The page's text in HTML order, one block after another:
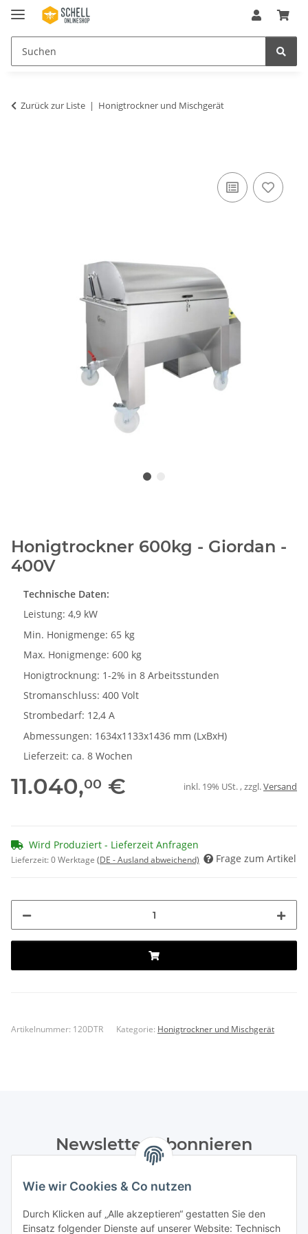
Wie wir Cookies & Co nutzen
Durch Klicken auf „Alle akzeptieren“ gestatten Sie den
Einsatz folgender Dienste auf unserer Website: Technisch
Zurück zur Liste Honigtrockner und Mischgerät
Honigtrockner 600kg - Giordan -
400V
Technische Daten:
Leistung: 4,9 kW
Min. Honigmenge: 65 kg
Max. Honigmenge: 600 kg
Honigtrocknung: 1-2% in 8 Arbeitsstunden
Stromanschluss: 400 Volt
Strombedarf: 12,4 A
Abmessungen: 1634x1133x1436 mm (LxBxH)
Lieferzeit: ca. 8 Wochen
11.040,00 € inkl. 19% USt. , zzgl.Versand
Wird Produziert - Lieferzeit Anfragen
Lieferzeit:0 Werktage (DE - Ausland abweichend) Frage zum Artikel
Artikelnummer: 120DTR Kategorie: Honigtrockner und Mischgerät
Newsletter Abonnieren
Datenschutzerklärungregelmäßig und jederzeit widerruflich